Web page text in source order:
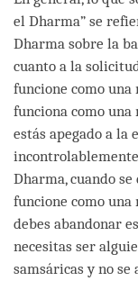
el Dharma” se
Dharma sobre la
cuanto a la
funcione como una
funciona como
estás apegado a la
Dharma, cuando
funcione como una
debes abandonar
necesitas ser
samsáricas y no se